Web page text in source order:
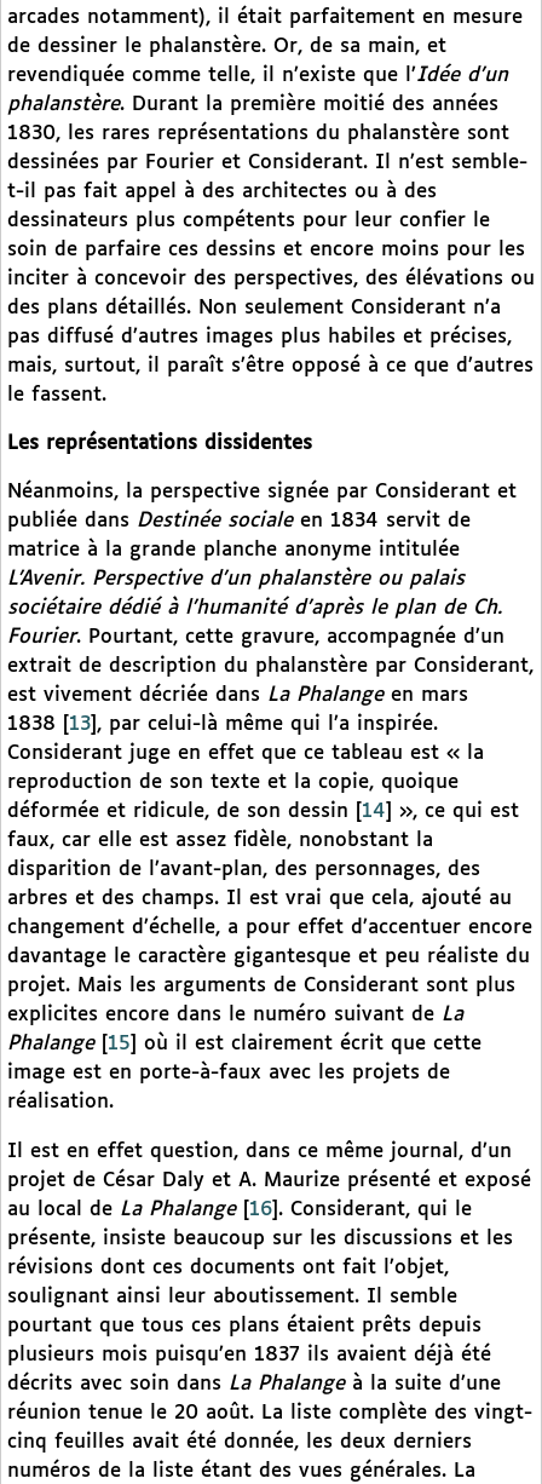
arcades notamment), il était parfaitement en mesure
de dessiner le phalanstère. Or, de sa main, et
revendiquée comme telle, il n’existe que l’Idée d’un
phalanstère. Durant la première moitié des années
1830, les rares représentations du phalanstère sont
dessinées par Fourier et Considerant. Il n’est semble-
t-il pas fait appel à des architectes ou à des
dessinateurs plus compétents pour leur confier le
soin de parfaire ces dessins et encore moins pour les
inciter à concevoir des perspectives, des élévations ou
des plans détaillés. Non seulement Considerant n’a
pas diffusé d’autres images plus habiles et précises,
mais, surtout, il paraît s’être opposé à ce que d’autres
le fassent.
Les représentations dissidentes
Néanmoins, la perspective signée par Considerant et
publiée dans Destinée socialeen 1834 servit de
matrice à la grande planche anonyme intitulée
L’Avenir. Perspective d’un phalanstère ou palais
sociétaire dédié à l’humanité d’après le plan de Ch.
Fourier. Pourtant, cette gravure, accompagnée d’un
extrait de description du phalanstère par Considerant,
est vivement décriée dans La Phalangeen mars
1838
13 , par celui-là même qui l’a inspirée.
Considerant juge en effet que ce tableau est « la
reproduction de son texte et la copie, quoique
déformée et ridicule, de son dessin
14
», ce qui est
faux, car elle est assez fidèle, nonobstant la
disparition de l’avant-plan, des personnages, des
arbres et des champs. Il est vrai que cela, ajouté au
changement d’échelle, a pour effet d’accentuer encore
davantage le caractère gigantesque et peu réaliste du
projet. Mais les arguments de Considerant sont plus
explicites encore dans le numéro suivant de La
Phalange[ 15
où il est clairement écrit que cette
image est en porte-à-faux avec les projets de
réalisation.
Il est en effet question, dans ce même journal, d’un
projet de César Daly et A. Maurize présenté et exposé
au local de La Phalange[ 16 . Considerant, qui le
présente, insiste beaucoup sur les discussions et les
révisions dont ces documents ont fait l’objet,
soulignant ainsi leur aboutissement. Il semble
pourtant que tous ces plans étaient prêts depuis
plusieurs mois puisqu’en 1837 ils avaient déjà été
décrits avec soin dans La Phalangeà la suite d’une
réunion tenue le 20 août. La liste complète des vingt-
cinq feuilles avait été donnée, les deux derniers
numéros de la liste étant des vues générales. La